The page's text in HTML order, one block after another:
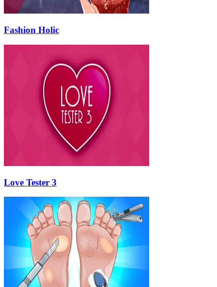
Fashion Holic
Love Tester 3